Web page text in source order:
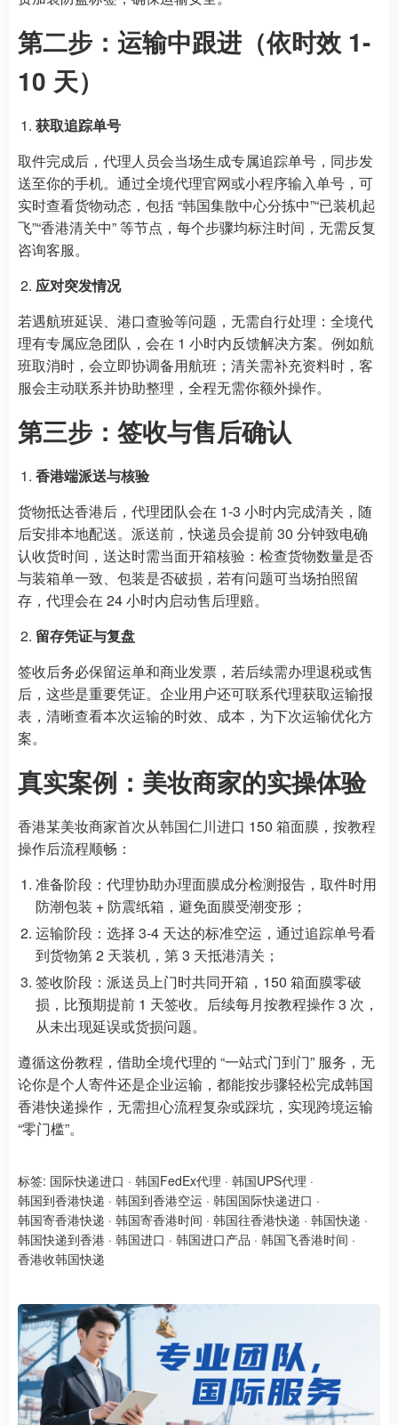
第二步：运输中跟进（依时效 1-
10 天）
获取追踪单号
取件完成后，代理人员会当场生成专属追踪单号，同步发
送至你的手机。通过全境代理官网或小程序输入单号，可
实时查看货物动态，包括 “韩国集散中心分拣中”“已装机起
飞”“香港清关中” 等节点，每个步骤均标注时间，无需反复
咨询客服。
应对突发情况
若遇航班延误、港口查验等问题，无需自行处理：全境代
理有专属应急团队，会在 1 小时内反馈解决方案。例如航
班取消时，会立即协调备用航班；清关需补充资料时，客
服会主动联系并协助整理，全程无需你额外操作。
第三步：签收与售后确认
香港端派送与核验
货物抵达香港后，代理团队会在 1-3 小时内完成清关，随
后安排本地配送。派送前，快递员会提前 30 分钟致电确
认收货时间，送达时需当面开箱核验：检查货物数量是否
与装箱单一致、包装是否破损，若有问题可当场拍照留
存，代理会在 24 小时内启动售后理赔。
留存凭证与复盘
签收后务必保留运单和商业发票，若后续需办理退税或售
后，这些是重要凭证。企业用户还可联系代理获取运输报
表，清晰查看本次运输的时效、成本，为下次运输优化方
案。
真实案例：美妆商家的实操体验
香港某美妆商家首次从韩国仁川进口 150 箱面膜，按教程
操作后流程顺畅：
准备阶段：代理协助办理面膜成分检测报告，取件时用
防潮包装 + 防震纸箱，避免面膜受潮变形；
运输阶段：选择 3-4 天达的标准空运，通过追踪单号看
到货物第 2 天装机，第 3 天抵港清关；
签收阶段：派送员上门时共同开箱，150 箱面膜零破
损，比预期提前 1 天签收。后续每月按教程操作 3 次，
从未出现延误或货损问题。
遵循这份教程，借助全境代理的 “一站式门到门” 服务，无
论你是个人寄件还是企业运输，都能按步骤轻松完成韩国
香港快递操作，无需担心流程复杂或踩坑，实现跨境运输
“零门槛”。
标签: 国际快递进口 · 韩国FedEx代理 · 韩国UPS代理 ·
韩国到香港快递 · 韩国到香港空运 · 韩国国际快递进口 ·
韩国寄香港快递 · 韩国寄香港时间 · 韩国往香港快递 · 韩国快递 ·
韩国快递到香港 · 韩国进口 · 韩国进口产品 · 韩国飞香港时间 ·
香港收韩国快递